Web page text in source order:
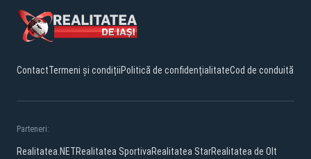
ContactTermeni și condițiiPolitică de confidențialitateCod de conduită
Parteneri:
Realitatea.NETRealitatea SportivaRealitatea StarRealitatea de Olt